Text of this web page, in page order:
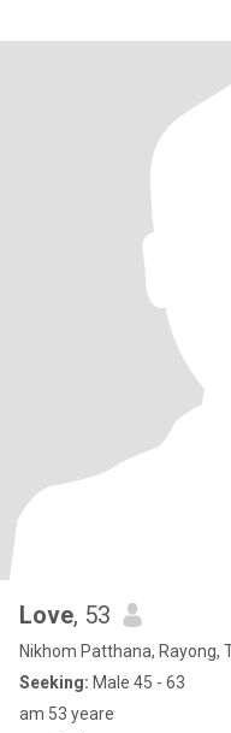
Love, 53
Nikhom Patthana, Rayong,
Seeking: Male 45 - 63
am 53 yeare